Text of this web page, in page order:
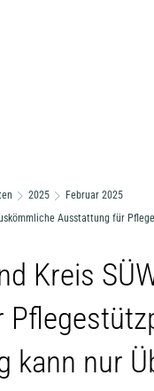
2025
Februar 2025
Ausstattung für
Kreis
kann nur